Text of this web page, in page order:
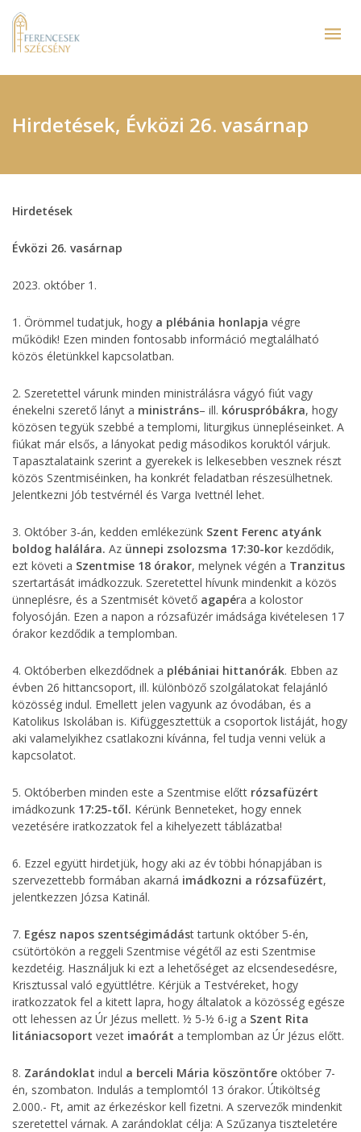
Hirdetések, Évközi 26. vasárnap
Hirdetések
Évközi 26. vasárnap
2023. október 1.
1. Örömmel tudatjuk, hogy a plébánia honlapja végre
működik! Ezen minden fontosabb információ megtalálható
közös életünkkel kapcsolatban.
2. Szeretettel várunk minden ministrálásra vágyó fiút vagy
énekelni szerető lányt a ministráns– ill. kóruspróbákra, hogy
közösen tegyük szebbé a templomi, liturgikus ünnepléseinket. A
fiúkat már elsős, a lányokat pedig másodikos koruktól várjuk.
Tapasztalataink szerint a gyerekek is lelkesebben vesznek részt
közös Szentmiséinken, ha konkrét feladatban részesülhetnek.
Jelentkezni Jób testvérnél és Varga Ivettnél lehet.
3. Október 3-án, kedden emlékezünk Szent Ferenc atyánk
boldog halálára. Az ünnepi zsolozsma 17:30-kor kezdődik,
ezt követi a Szentmise 18 órakor, melynek végén a Tranzitus
szertartását imádkozzuk. Szeretettel hívunk mindenkit a közös
ünneplésre, és a Szentmisét követő agapéra a kolostor
folyosóján. Ezen a napon a rózsafüzér imádsága kivételesen 17
órakor kezdődik a templomban.
4. Októberben elkezdődnek a plébániai hittanórák. Ebben az
évben 26 hittancsoport, ill. különböző szolgálatokat felajánló
közösség indul. Emellett jelen vagyunk az óvodában, és a
Katolikus Iskolában is. Kifüggesztettük a csoportok listáját, hogy
aki valamelyikhez csatlakozni kívánna, fel tudja venni velük a
kapcsolatot.
5. Októberben minden este a Szentmise előtt rózsafüzért
imádkozunk 17:25-től. Kérünk Benneteket, hogy ennek
vezetésére iratkozzatok fel a kihelyezett táblázatba!
6. Ezzel együtt hirdetjük, hogy aki az év többi hónapjában is
szervezettebb formában akarná imádkozni a rózsafüzért,
jelentkezzen Józsa Katinál.
7. Egész napos szentségimádást tartunk október 5-én,
csütörtökön a reggeli Szentmise végétől az esti Szentmise
kezdetéig. Használjuk ki ezt a lehetőséget az elcsendesedésre,
Krisztussal való együttlétre. Kérjük a Testvéreket, hogy
iratkozzatok fel a kitett lapra, hogy általatok a közösség egésze
ott lehessen az Úr Jézus mellett. ½ 5-½ 6-ig a Szent Rita
litániacsoport vezet imaórát a templomban az Úr Jézus előtt.
8. Zarándoklat indul a berceli Mária köszöntőre október 7-
én, szombaton. Indulás a templomtól 13 órakor. Útiköltség
2.000.- Ft, amit az érkezéskor kell fizetni. A szervezők mindenkit
szeretettel várnak. A zarándoklat célja: A Szűzanya tiszteletére